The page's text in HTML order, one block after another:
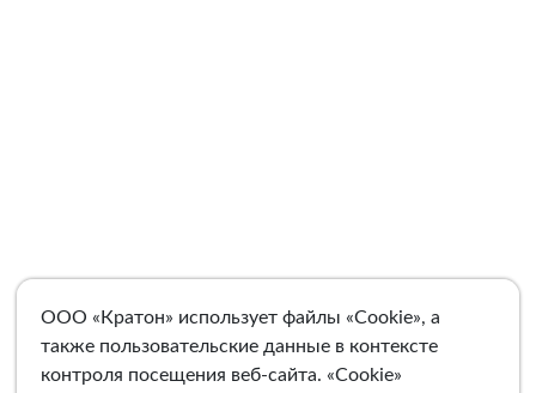
ООО «Кратон» использует файлы «Cookie», а
также пользовательские данные в контексте
контроля посещения веб-сайта. «Cookie»